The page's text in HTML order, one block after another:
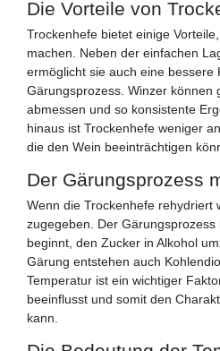
Die Vorteile von
Trockenhefe bietet einige
machen. Neben der einfachen
ermöglicht sie auch eine bessere
Gärungsprozess. Winzer können
abmessen und so konsistente
hinaus ist Trockenhefe weniger
die den Wein beeinträchtigen
Der Gärungsprozess
Wenn die Trockenhefe rehydriert
zugegeben. Der
beginnt, den Zucker in Alkohol
Gärung entstehen auch
Temperatur ist ein wichtiger
beeinflusst und somit den
kann.